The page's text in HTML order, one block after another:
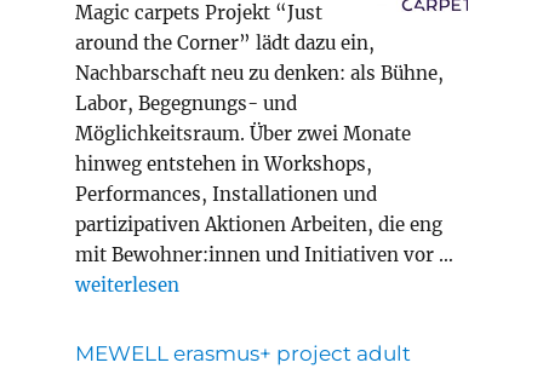
Magic carpets Projekt “Just
around the Corner” lädt dazu ein,
Nachbarschaft neu zu denken: als Bühne,
Labor, Begegnungs- und
Möglichkeitsraum. Über zwei Monate
hinweg entstehen in Workshops,
Performances, Installationen und
partizipativen Aktionen Arbeiten, die eng
mit Bewohner:innen und Initiativen vor …
„Magic Carpets Year 8 in Innsbruck“
weiterlesen
MEWELL erasmus+ project adult